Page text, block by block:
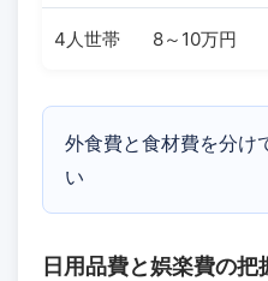
4人世帯 8～10万円
外食費と食材費を分け
い
日用品費と娯楽費の把